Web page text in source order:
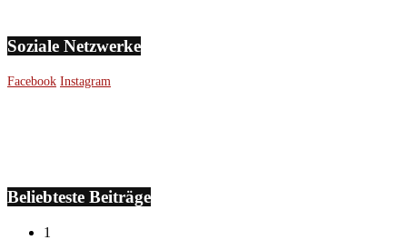
Soziale Netzwerke
Facebook Instagram
Beliebteste Beiträge
1